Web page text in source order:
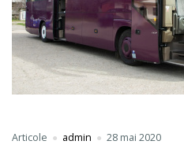
Articole admin 28 mai 2020